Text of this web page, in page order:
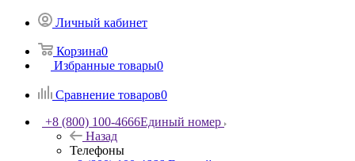
Личный кабинет
Корзина0
Избранные товары0
Сравнение товаров0
+8 (800) 100-4666Единый номер
Назад
Телефоны